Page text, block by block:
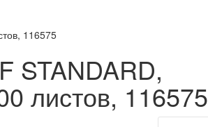
116575
STANDARD,
листов, 116575